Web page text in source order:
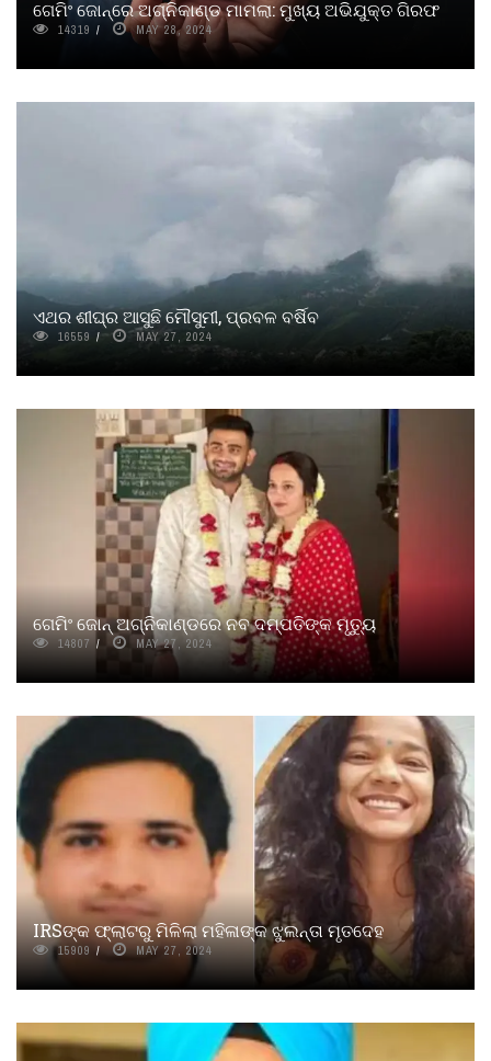
ଗେମିଂ ଜୋନ୍‌ରେ ଅଗ୍ନିକାଣ୍ଡ ମାମଲା: ମୁଖ୍ୟ ଅଭିଯୁକ୍ତ ଗିରଫ
14319 MAY 28, 2024
ଏଥର ଶୀଘ୍ର ଆସୁଛି ମୌସୁମୀ, ପ୍ରବଳ ବର୍ଷିବ
16559 MAY 27, 2024
ଗେମିଂ ଜୋନ୍ ଅଗ୍ନିକାଣ୍ଡରେ ନବ ଦମ୍ପତିଙ୍କ ମୃତ୍ୟୁ
14807 MAY 27, 2024
IRSଙ୍କ ଫ୍ଲାଟରୁ ମିଳିଲା ମହିଳାଙ୍କ ଝୁଲନ୍ତା ମୃତଦେହ
15909 MAY 27, 2024